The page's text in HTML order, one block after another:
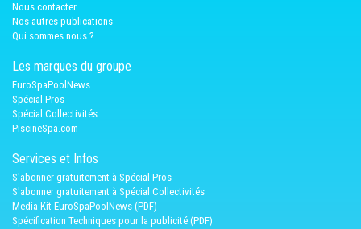
Nous contacter
Nos autres publications
Qui sommes nous ?
Les marques du groupe
EuroSpaPoolNews
Spécial Pros
Spécial Collectivités
PiscineSpa.com
Services et Infos
S'abonner gratuitement à Spécial Pros
S'abonner gratuitement à Spécial Collectivités
Media Kit EuroSpaPoolNews (PDF)
Spécification Techniques pour la publicité (PDF)